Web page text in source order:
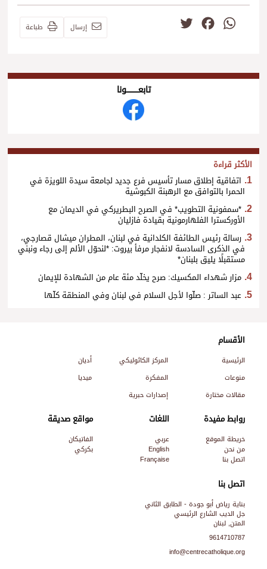
WhatsApp
Facebook إرسال طباعة
تابعــــــــــونا
الأكثر قراءة
اتفاقية إطلاق مسار تأسيس فرع جديد لجامعة سيدة اللويزة في
الحمرا بالتوافق مع الرهبنة الكبوشية
*سمفونية التطويب* في الصرح البطريركي في الديمان مع
الأوركسترا الفلهارمونية بقيادة فازليان
رسالة رئيس الطائفة الكلدانية في لبنان، المطران ميشال قصارجي،
في الذكرى السادسة لانفجار مرفأ بيروت: *لنحوّل الألم إلى رجاء ونبني
مستقبلًا يليق بلبنان*
مزار شهداء المكسيك: صرح يخلّد مئة عام من الشهادة للإيمان
عبد الساتر : صلّوا لأجل السلام في لبنان وفي المنطقة كلّها
اتصل بنا
بناية رياض أبو جودة - الطابق الثاني
جل الديب الشارع الرئيسي
المتن, لبنان
9614710787
info@centrecatholique.org
الأقسام
الرئيسية المركز الكاثوليكي
أديان
منوعات
المفكرة
ميديا
مقالات مختارة
إصدارات حبرية
روابط مفيدة
خريطة الموقع
من نحن
اتصل بنا
اللغات
عربي
English
Française
مواقع صديقة
الفاتيكان
بكركي